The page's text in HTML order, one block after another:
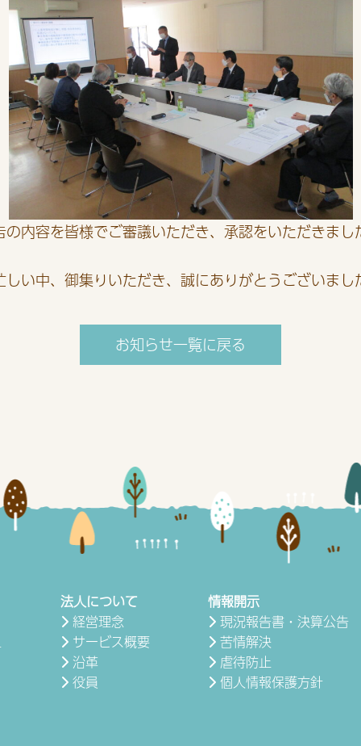
の内容を皆様でご審議いただき、承認をいただきまし
しい中、御集りいただき、誠にありがとうございまし
お知らせ一覧に戻る
法人について
経営理念
サービス概要
沿革
役員
情報開示
現況報告書・決算公告
苦情解決
虐待防止
個人情報保護方針